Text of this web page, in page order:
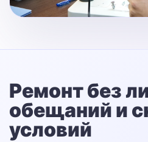
Ремонт без
обещаний и
условий